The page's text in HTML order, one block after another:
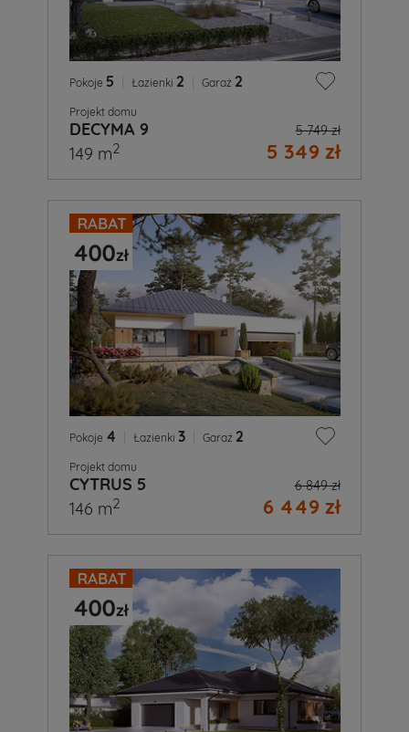
Pokoje 5 Łazienki 2 Garaż 2
Projekt domu
DECYMA 9 5 749 zł
5 349 zł
149 m2
Pokoje 4 Łazienki 3 Garaż 2
Projekt domu
CYTRUS 5 6 849 zł
6 449 zł
146 m2